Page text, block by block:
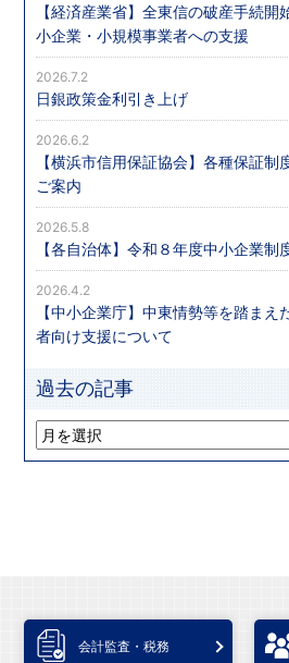
【経済産業省】全東信の破産手続
小企業・小規模事業者への支援
日銀政策金利引き上げ
2026.7.2
【横浜市信用保証協会】各種保証
ご案内
2026.6.2
【各自治体】令和８年度中小企業制
2026.5.8
【中小企業庁】中東情勢等を踏ま
者向け支援について
2026.4.2
過去の記事
会計監査・税務